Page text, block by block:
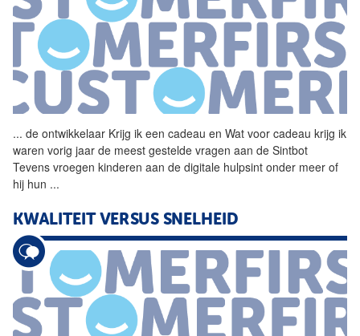
... de ontwikkelaar Krijg ik een cadeau en Wat voor cadeau krijg ik
waren vorig jaar de meest gestelde vragen aan de Sintbot
Tevens vroegen kinderen aan de digitale hulpsint onder meer of
hij hun ...
KWALITEIT VERSUS SNELHEID